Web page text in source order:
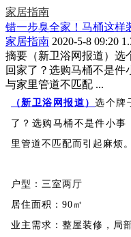
家居指南
错一步臭全家！马桶这样
家居指南 2020-5-8 09:20
摘要 （新卫浴网报道）
回家了？选购马桶不是件
与家里管道不匹配 ...
（新卫浴网报道）选个牌
了？选购马桶不是件小事
里管道不匹配而引起麻烦。
户型：三室两厅
居住面积：90㎡
业主需求：整屋装修，局